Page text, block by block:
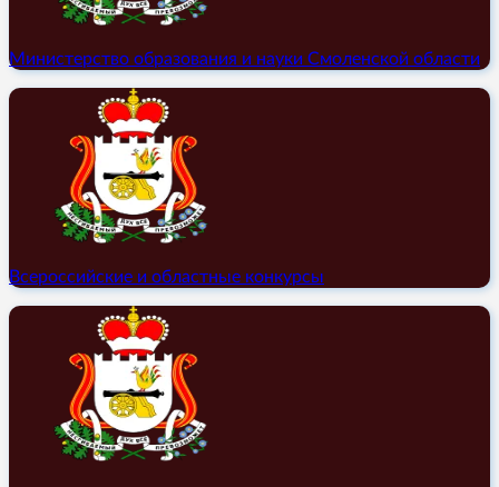
Министерство образования и науки Смоленской области
Всероссийские и областные конкурсы